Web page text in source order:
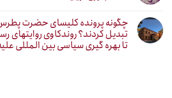
چگونه پرونده کلیسای حضرت
تبدیل کردند؟ روندکاوی روایتهای
تا بهره گیری سیاسی بین المللی